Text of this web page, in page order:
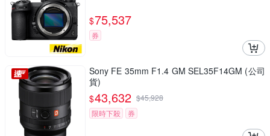
$75,537
券
Sony FE 35mm F1.4 GM SEL35F14GM (公司
貨)
$43,632 $45,928
限時下殺
券